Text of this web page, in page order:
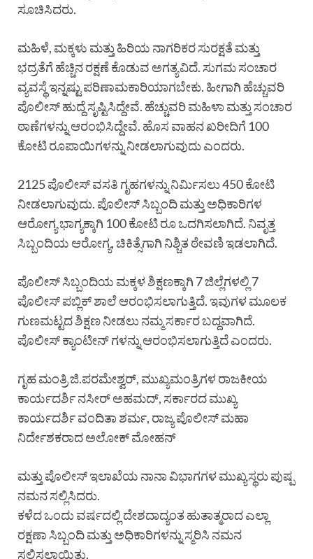
ಸೂಚಿಸಿದರು.
ಮಹಿಳೆ, ಮಕ್ಕಳು ಮತ್ತು ಹಿರಿಯ ನಾಗರಿಕರ ಸುರಕ್ಷತೆ ಮತ್ತು
ಭದ್ರತೆಗೆ ಹೆಚ್ಚಿನ ರಕ್ಷಣೆ ಕೊಡುವ ಅಗತ್ಯವಿದೆ. ಸುಗಮ ಸಂಚಾರ
ವ್ಯವಸ್ಥೆ ಇನ್ನಷ್ಟು ಪರಿಣಾಮಕಾರಿಯಾಗಬೇಕು. ಹೀಗಾಗಿ ಹೆಚ್ಚುವರಿ
ಪೊಲೀಸ್ ಹುದ್ದೆ ಸೃಷ್ಟಿಸಿದ್ದೇವೆ. ಹೆಚ್ಚುವರಿ ಮಹಿಳಾ ಮತ್ತು ಸಂಚಾರ
ಠಾಣೆಗಳನ್ನು ಆರಂಭಿಸಿದ್ದೇವೆ. ಹೊಸ ವಾಹನ ಖರೀದಿಗೆ 100
ಕೋಟಿ ರೂಪಾಯಿಗಳನ್ನು ನೀಡಲಾಗುವುದು ಎಂದರು.
2125 ಪೊಲೀಸ್ ವಸತಿ ಗೃಹಗಳನ್ನು ನಿರ್ಮಿಸಲು 450 ಕೋಟಿ
ನೀಡಲಾಗುವುದು. ಪೊಲೀಸ್ ಸಿಬ್ಬಂದಿ ಮತ್ತು ಅಧಿಕಾರಿಗಳ
ಆರೋಗ್ಯ ಭಾಗ್ಯಕ್ಕಾಗಿ 100 ಕೋಟಿ ರೂ ಒದಗಿಸಲಾಗಿದೆ. ನಿವೃತ್ತ
ಸಿಬ್ಬಂದಿಯ ಆರೋಗ್ಯ, ಚಿಕಿತ್ಸೆಗಾಗಿ ನಿಶ್ಚಿತ ಠೇವಣಿ ಇಡಲಾಗಿದೆ.
ಪೊಲೀಸ್ ಸಿಬ್ಬಂದಿಯ ಮಕ್ಕಳ ಶಿಕ್ಷಣಕ್ಕಾಗಿ 7 ಜಿಲ್ಲೆಗಳಲ್ಲಿ 7
ಪೊಲೀಸ್ ಪಬ್ಲಿಕ್ ಶಾಲೆ ಆರಂಭಿಸಲಾಗುತ್ತಿದೆ. ಇವುಗಳ ಮೂಲಕ
ಗುಣಮಟ್ಟದ ಶಿಕ್ಷಣ ನೀಡಲು ನಮ್ಮ ಸರ್ಕಾರ ಬದ್ದವಾಗಿದೆ.
ಪೊಲೀಸ್ ಕ್ಯಾಂಟೀನ್ ಗಳನ್ನು ಆರಂಭಿಸಲಾಗುತ್ತಿದೆ ಎಂದರು.
ಗೃಹ ಮಂತ್ರಿ ಜಿ.ಪರಮೇಶ್ವರ್, ಮುಖ್ಯಮಂತ್ರಿಗಳ ರಾಜಕೀಯ
ಕಾರ್ಯದರ್ಶಿ ನಸೀರ್ ಅಹಮದ್, ಸರ್ಕಾರದ ಮುಖ್ಯ
ಕಾರ್ಯದರ್ಶಿ ವಂದಿತಾ ಶರ್ಮ, ರಾಜ್ಯ ಪೊಲೀಸ್ ಮಹಾ
ನಿರ್ದೇಶಕರಾದ ಅಲೋಕ್ ಮೋಹನ್
ಮತ್ತು ಪೊಲೀಸ್ ಇಲಾಖೆಯ ನಾನಾ ವಿಭಾಗಗಳ ಮುಖ್ಯಸ್ಥರು ಪುಷ್ಪ
ನಮನ ಸಲ್ಲಿಸಿದರು.
ಕಳೆದ ಒಂದು ವರ್ಷದಲ್ಲಿ ದೇಶದಾದ್ಯಂತ ಹುತಾತ್ಮರಾದ ಎಲ್ಲಾ
ರಕ್ಷಣಾ ಸಿಬ್ಬಂದಿ ಮತ್ತು ಅಧಿಕಾರಿಗಳನ್ನು ಸ್ಮರಿಸಿ ನಮನ
ಸಲ್ಲಿಸಲಾಯಿತು.